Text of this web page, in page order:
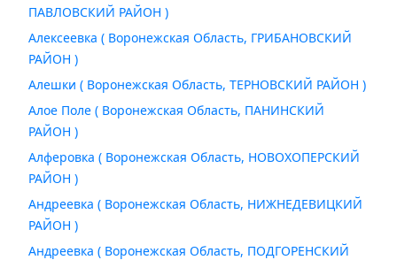
ПАВЛОВСКИЙ РАЙОН )
Алексеевка ( Воронежская Область, ГРИБАНОВСКИЙ
РАЙОН )
Алешки ( Воронежская Область, ТЕРНОВСКИЙ РАЙОН )
Алое Поле ( Воронежская Область, ПАНИНСКИЙ
РАЙОН )
Алферовка ( Воронежская Область, НОВОХОПЕРСКИЙ
РАЙОН )
Андреевка ( Воронежская Область, НИЖНЕДЕВИЦКИЙ
РАЙОН )
Андреевка ( Воронежская Область, ПОДГОРЕНСКИЙ